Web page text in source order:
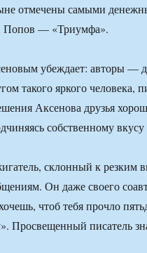
отмечены самыми
Попов — «Триумфа».
убеждает: авторы —
такого яркого человека,
Аксенова друзья
собственному
склонный к резким
Он даже своего
чтоб тебя прочло
Просвещенный писатель